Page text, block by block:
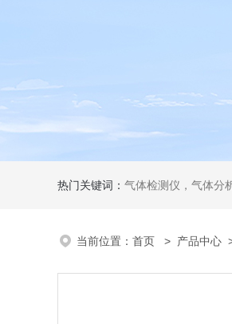
热门关键词： 气体检测仪，气体分
当前位置： 首页 > 产品中心